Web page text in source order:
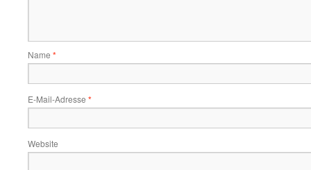
Name *
E-Mail-Adresse *
Website